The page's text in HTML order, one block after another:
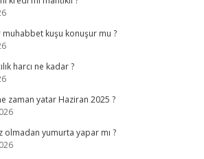
muhabbet kuşu konuşur mu ?
harcı ne kadar ?
zaman yatar Haziran 2025 ?
olmadan yumurta yapar mı ?